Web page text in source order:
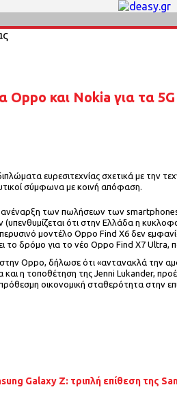
Oppo και Nokia για τα
ευρεσιτεχνίας σχετικά με την
σύμφωνα με κοινή απόφαση.
των πωλήσεων των
ότι στην Ελλάδα η
μοντέλο Oppo Find X6 δεν
το δρόμο για το νέο Oppo Find X7
Oppo, δήλωσε ότι «αντανακλά την
η τοποθέτηση της Jenni Lukander,
οικονομική σταθερότητα στην
Galaxy Z: τριπλή επίθεση της